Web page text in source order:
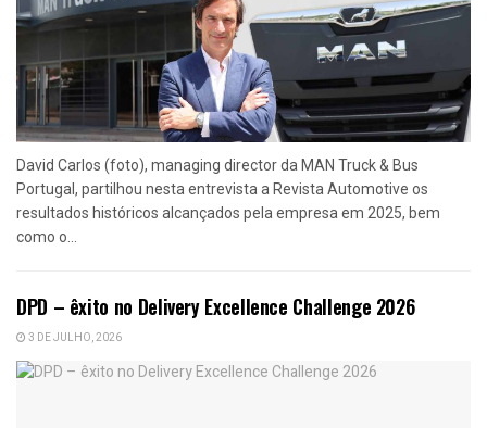
David Carlos (foto), managing director da MAN Truck & Bus
Portugal, partilhou nesta entrevista a Revista Automotive os
resultados históricos alcançados pela empresa em 2025, bem
como o...
DPD – êxito no Delivery Excellence Challenge 2026
3 DE JULHO, 2026